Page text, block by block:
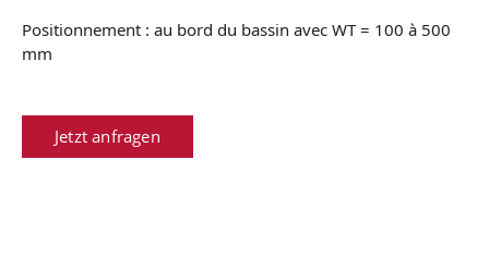
Positionnement : au bord du bassin avec WT = 100 à 500
mm
Jetzt anfragen